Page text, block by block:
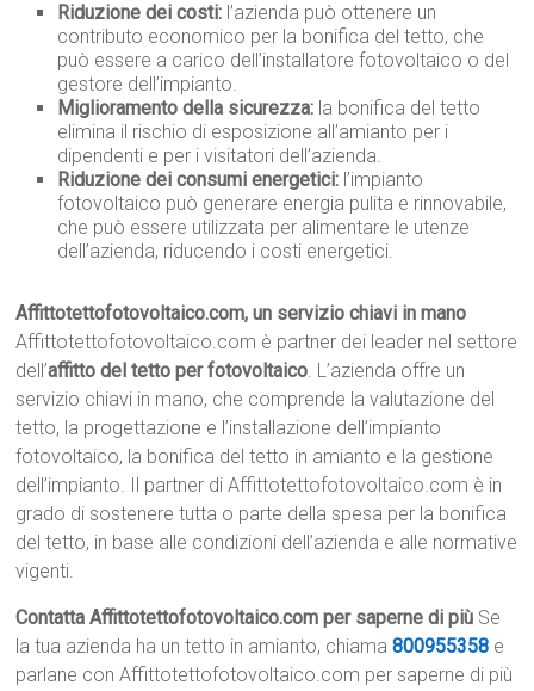
Riduzione dei costi: l’azienda può ottenere un
contributo economico per la bonifica del tetto, che
può essere a carico dell’installatore fotovoltaico o del
gestore dell’impianto.
Miglioramento della sicurezza: la bonifica del tetto
elimina il rischio di esposizione all’amianto per i
dipendenti e per i visitatori dell’azienda.
Riduzione dei consumi energetici: l’impianto
fotovoltaico può generare energia pulita e rinnovabile,
che può essere utilizzata per alimentare le utenze
dell’azienda, riducendo i costi energetici.
Affittotettofotovoltaico.com, un servizio chiavi in mano
Affittotettofotovoltaico.com è partner dei leader nel settore
dell’affitto del tetto per fotovoltaico. L’azienda offre un
servizio chiavi in mano, che comprende la valutazione del
tetto, la progettazione e l’installazione dell’impianto
fotovoltaico, la bonifica del tetto in amianto e la gestione
dell’impianto. Il partner di Affittotettofotovoltaico.com è in
grado di sostenere tutta o parte della spesa per la bonifica
del tetto, in base alle condizioni dell’azienda e alle normative
vigenti.
Contatta Affittotettofotovoltaico.com per saperne di più Se
la tua azienda ha un tetto in amianto, chiama800955358 e
parlane con Affittotettofotovoltaico.com per saperne di più